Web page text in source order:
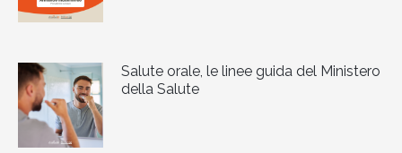
Salute orale, le linee guida del Ministero
della Salute